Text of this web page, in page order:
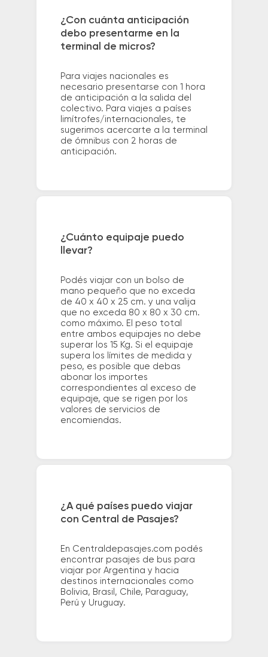
¿Con cuánta anticipación
debo presentarme en la
terminal de micros?
Para viajes nacionales es
necesario presentarse con 1 hora
de anticipación a la salida del
colectivo. Para viajes a países
limítrofes/internacionales, te
sugerimos acercarte a la terminal
de ómnibus con 2 horas de
anticipación.
¿Cuánto equipaje puedo
llevar?
Podés viajar con un bolso de
mano pequeño que no exceda
de 40 x 40 x 25 cm. y una valija
que no exceda 80 x 80 x 30 cm.
como máximo. El peso total
entre ambos equipajes no debe
superar los 15 Kg. Si el equipaje
supera los límites de medida y
peso, es posible que debas
abonar los importes
correspondientes al exceso de
equipaje, que se rigen por los
valores de servicios de
encomiendas.
¿A qué países puedo viajar
con Central de Pasajes?
En Centraldepasajes.com podés
encontrar pasajes de bus para
viajar por Argentina y hacia
destinos internacionales como
Bolivia, Brasil, Chile, Paraguay,
Perú y Uruguay.